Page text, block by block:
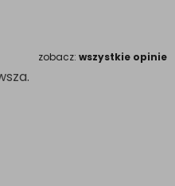
zobacz: wszystkie opinie